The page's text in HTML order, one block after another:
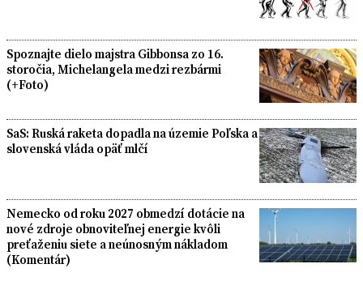
Spoznajte dielo majstra Gibbonsa zo 16.
storočia, Michelangela medzi rezbármi
(+Foto)
SaS: Ruská raketa dopadla na územie Poľska a
slovenská vláda opäť mlčí
Nemecko od roku 2027 obmedzí dotácie na
nové zdroje obnoviteľnej energie kvôli
preťaženiu siete a neúnosným nákladom
(Komentár)